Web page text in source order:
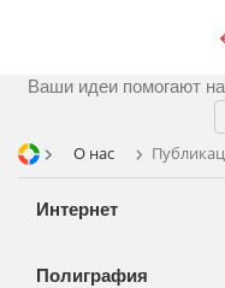
Ваши идеи помогают
О нас
Интернет
Полиграфия
OOH
Partners
Publications
News
Our works
Korpa